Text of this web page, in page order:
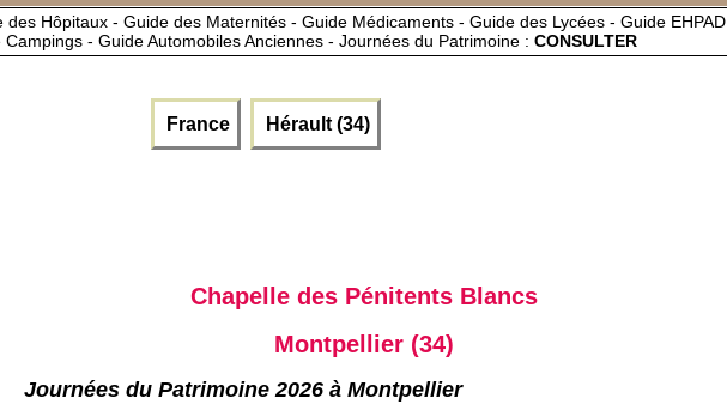
Hôpitaux - Guide des Maternités - Guide Médicaments - Guide des Lycées - Guide EHPAD
- Guide Automobiles Anciennes - Journées du Patrimoine : CONSULTER
France Hérault (34)
Chapelle des Pénitents Blancs
Montpellier (34)
Journées du Patrimoine 2026 à Montpellier